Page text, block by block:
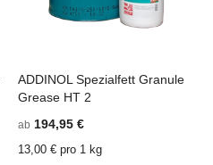
ZU
HINZUFÜGEN
VERGLEICHSLISTE
HINZUFÜGEN
In den Einkaufswagen
ADDINOL Spezialfett Granule
Grease HT 2
ab 194,95 €
13,00 € pro 1 kg